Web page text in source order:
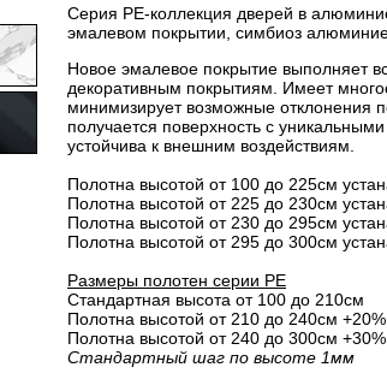
Серия PE-коллекция дверей в
эмалевом покрытии, симбиоз
Новое эмалевое покрытие выполняет
декоративным покрытиям. Имеет
минимизирует возможные отклонения
получается поверхность с
устойчива к внешним воздействиям.
Полотна высотой от 100 до 225см
Полотна высотой от 225 до 230см
Полотна высотой от 230 до 295см
Полотна высотой от 295 до 300см
Размеры полотен серии PE
Стандартная высота от 100 до 210см
Полотна высотой от 210 до 240см +20%
Полотна высотой от 240 до 300см +30%
Стандартный шаг по высоте 1мм